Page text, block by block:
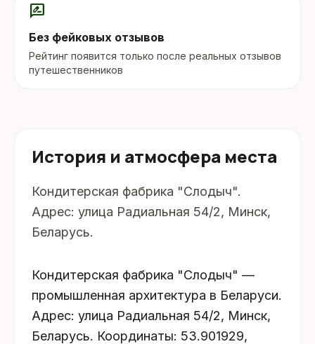
rate_review
Без фейковых отзывов
Рейтинг появится только после реальных отзывов
путешественников
История и атмосфера места
Кондитерская фабрика "Слодыч".
Адрес: улица Радиальная 54/2, Минск,
Беларусь.
Кондитерская фабрика "Слодыч" —
промышленная архитектура в Беларуси.
Адрес: улица Радиальная 54/2, Минск,
Беларусь. Координаты: 53.901929,